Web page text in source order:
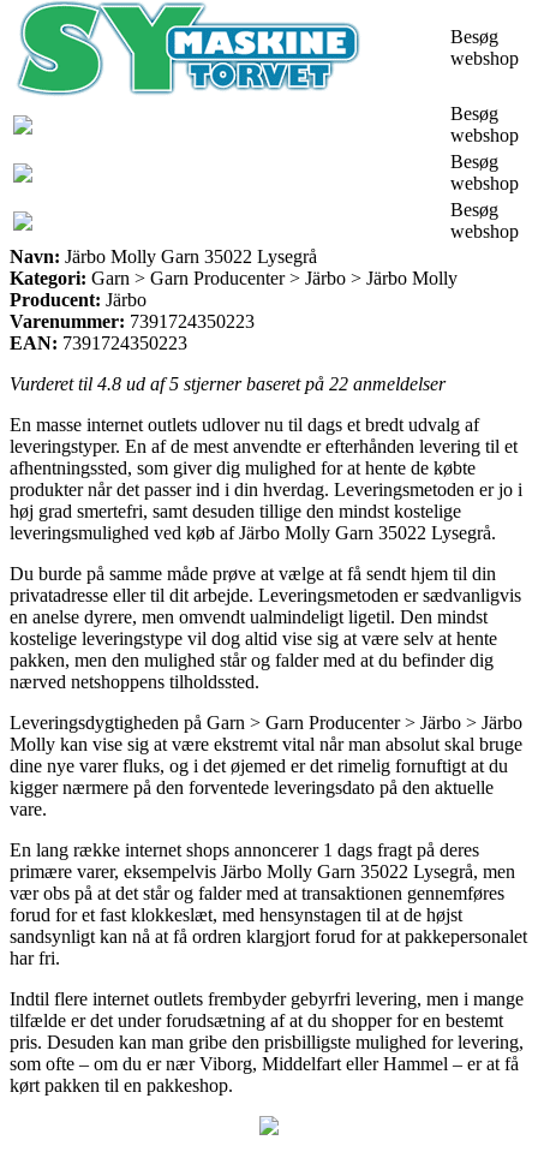
Besøg
webshop
Besøg
webshop
Besøg
webshop
Besøg
webshop
Navn: Järbo Molly Garn 35022 Lysegrå
Kategori: Garn > Garn Producenter > Järbo > Järbo Molly
Producent: Järbo
Varenummer: 7391724350223
EAN: 7391724350223
Vurderet til 4.8 ud af 5 stjerner baseret på 22 anmeldelser
En masse internet outlets udlover nu til dags et bredt udvalg af
leveringstyper. En af de mest anvendte er efterhånden levering til et
afhentningssted, som giver dig mulighed for at hente de købte
produkter når det passer ind i din hverdag. Leveringsmetoden er jo i
høj grad smertefri, samt desuden tillige den mindst kostelige
leveringsmulighed ved køb af Järbo Molly Garn 35022 Lysegrå.
Du burde på samme måde prøve at vælge at få sendt hjem til din
privatadresse eller til dit arbejde. Leveringsmetoden er sædvanligvis
en anelse dyrere, men omvendt ualmindeligt ligetil. Den mindst
kostelige leveringstype vil dog altid vise sig at være selv at hente
pakken, men den mulighed står og falder med at du befinder dig
nærved netshoppens tilholdssted.
Leveringsdygtigheden på Garn > Garn Producenter > Järbo > Järbo
Molly kan vise sig at være ekstremt vital når man absolut skal bruge
dine nye varer fluks, og i det øjemed er det rimelig fornuftigt at du
kigger nærmere på den forventede leveringsdato på den aktuelle
vare.
En lang række internet shops annoncerer 1 dags fragt på deres
primære varer, eksempelvis Järbo Molly Garn 35022 Lysegrå, men
vær obs på at det står og falder med at transaktionen gennemføres
forud for et fast klokkeslæt, med hensynstagen til at de højst
sandsynligt kan nå at få ordren klargjort forud for at pakkepersonalet
har fri.
Indtil flere internet outlets frembyder gebyrfri levering, men i mange
tilfælde er det under forudsætning af at du shopper for en bestemt
pris. Desuden kan man gribe den prisbilligste mulighed for levering,
som ofte – om du er nær Viborg, Middelfart eller Hammel – er at få
kørt pakken til en pakkeshop.